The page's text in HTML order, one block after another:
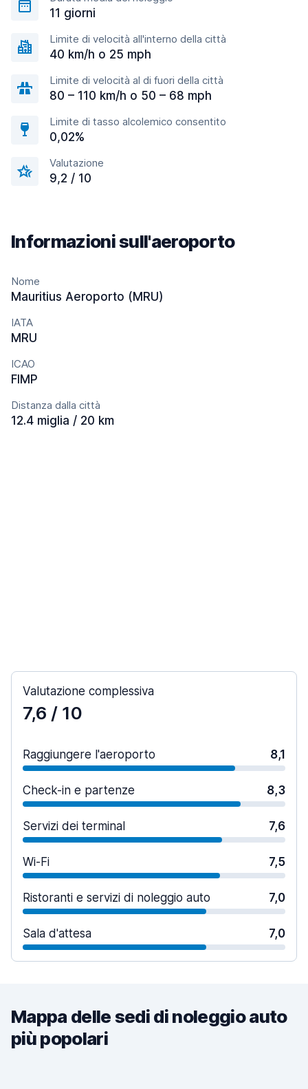
11 giorni
Limite di velocità all'interno della città
40 km/h o 25 mph
Limite di velocità al di fuori della città
80 – 110 km/h o 50 – 68 mph
Limite di tasso alcolemico consentito
0,02%
Valutazione
9,2 / 10
Informazioni sull'aeroporto
Nome
Mauritius Aeroporto (MRU)
IATA
MRU
ICAO
FIMP
Distanza dalla città
12.4 miglia / 20 km
Valutazione complessiva
7,6 / 10
Raggiungere l'aeroporto 8,1
Check-in e partenze 8,3
Servizi dei terminal 7,6
Wi-Fi 7,5
Ristoranti e servizi di noleggio auto 7,0
Sala d'attesa 7,0
Mappa delle sedi di noleggio auto
più popolari